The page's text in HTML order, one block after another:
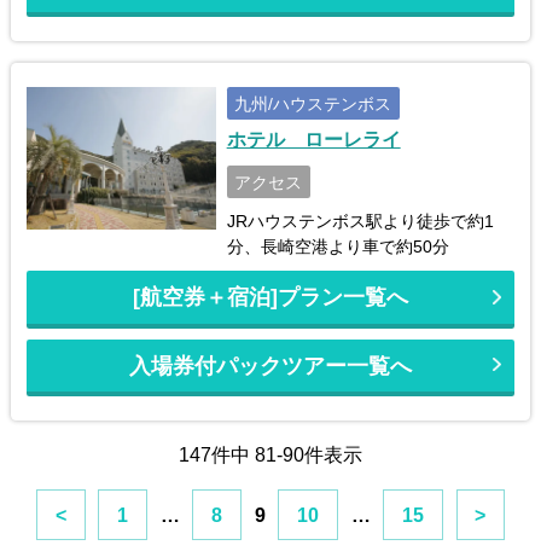
九州/ハウステンボス
ホテル ローレライ
アクセス
JRハウステンボス駅より徒歩で約1
分、長崎空港より車で約50分
[航空券＋宿泊]プラン一覧へ
入場券付パックツアー一覧へ
147件中 81-90件表示
< 1 … 8 9 10 … 15 >